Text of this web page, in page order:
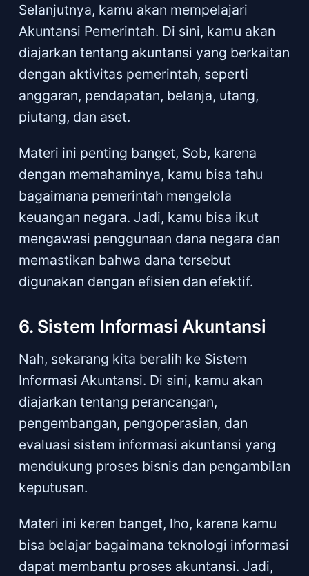
Selanjutnya, kamu akan mempelajari
Akuntansi Pemerintah. Di sini, kamu akan
diajarkan tentang akuntansi yang berkaitan
dengan aktivitas pemerintah, seperti
anggaran, pendapatan, belanja, utang,
piutang, dan aset.
Materi ini penting banget, Sob, karena
dengan memahaminya, kamu bisa tahu
bagaimana pemerintah mengelola
keuangan negara. Jadi, kamu bisa ikut
mengawasi penggunaan dana negara dan
memastikan bahwa dana tersebut
digunakan dengan efisien dan efektif.
6. Sistem Informasi Akuntansi
Nah, sekarang kita beralih ke Sistem
Informasi Akuntansi. Di sini, kamu akan
diajarkan tentang perancangan,
pengembangan, pengoperasian, dan
evaluasi sistem informasi akuntansi yang
mendukung proses bisnis dan pengambilan
keputusan.
Materi ini keren banget, lho, karena kamu
bisa belajar bagaimana teknologi informasi
dapat membantu proses akuntansi. Jadi,